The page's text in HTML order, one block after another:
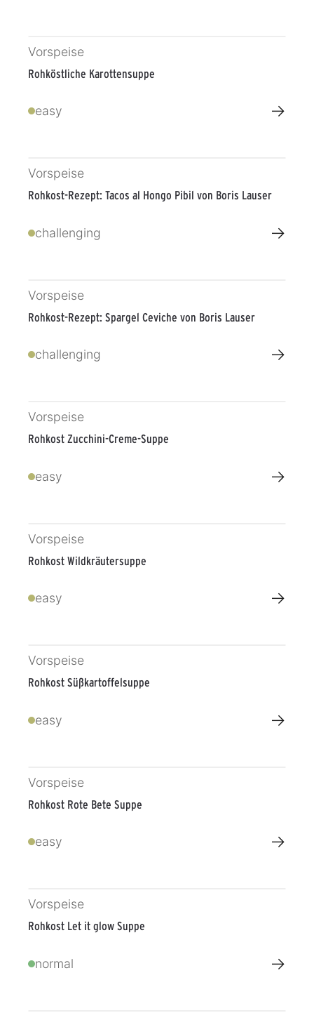
Vorspeise
Rohköstliche Karottensuppe
easy →
Vorspeise
Rohkost-Rezept: Tacos al Hongo Pibil von Boris Lauser
challenging →
Vorspeise
Rohkost-Rezept: Spargel Ceviche von Boris Lauser
challenging →
Vorspeise
Rohkost Zucchini-Creme-Suppe
easy →
Vorspeise
Rohkost Wildkräutersuppe
easy →
Vorspeise
Rohkost Süßkartoffelsuppe
easy →
Vorspeise
Rohkost Rote Bete Suppe
easy →
Vorspeise
Rohkost Let it glow Suppe
normal →